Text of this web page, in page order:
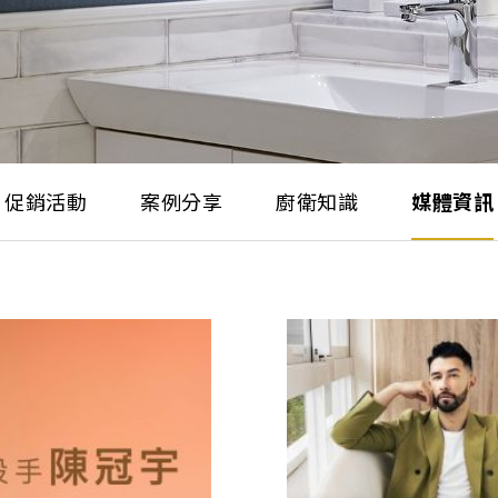
促銷活動 案例分享 廚衛知識 媒體資訊